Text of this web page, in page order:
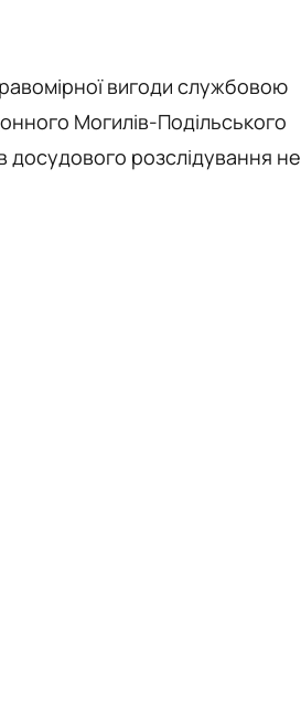
вигоди службовою
Могилів-Подільського
досудового розслідування не
днями вийшов на роботу
арештом. Ухвалою